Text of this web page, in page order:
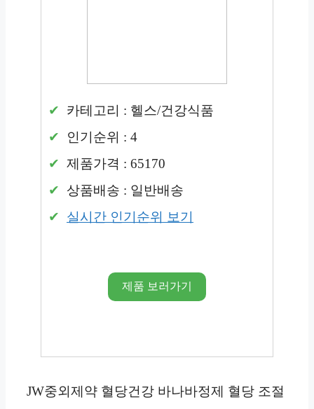
카테고리 : 헬스/건강식품
인기순위 : 4
제품가격 : 65170
상품배송 : 일반배송
실시간 인기순위 보기
제품 보러가기
JW중외제약 혈당건강 바나바정제 혈당 조절